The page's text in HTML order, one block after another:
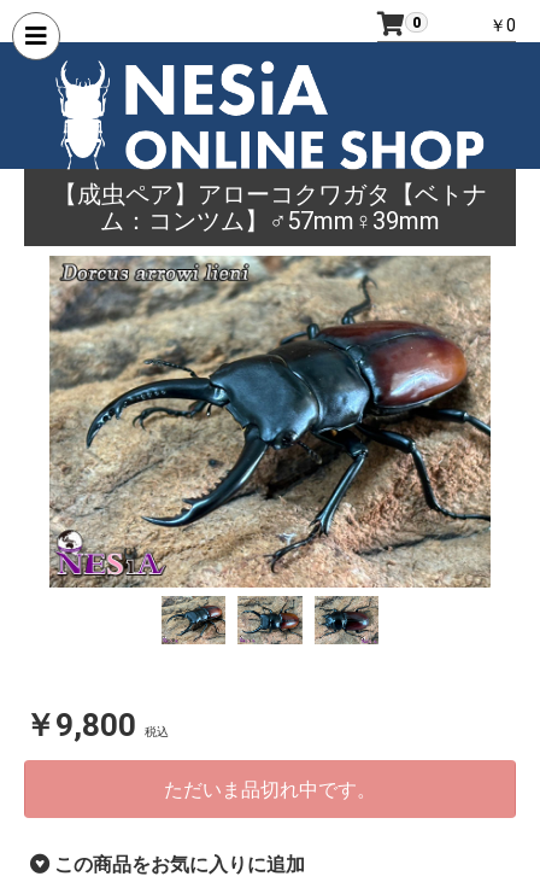
0 ￥0
【成虫ペア】アローコクワガタ【ベトナ
ム：コンツム】♂57mm♀39mm
￥9,800 税込
ただいま品切れ中です。
この商品をお気に入りに追加